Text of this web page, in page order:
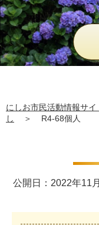
にしお市民活動情報サイ
し
＞ R4-68個人
公開日：2022年11